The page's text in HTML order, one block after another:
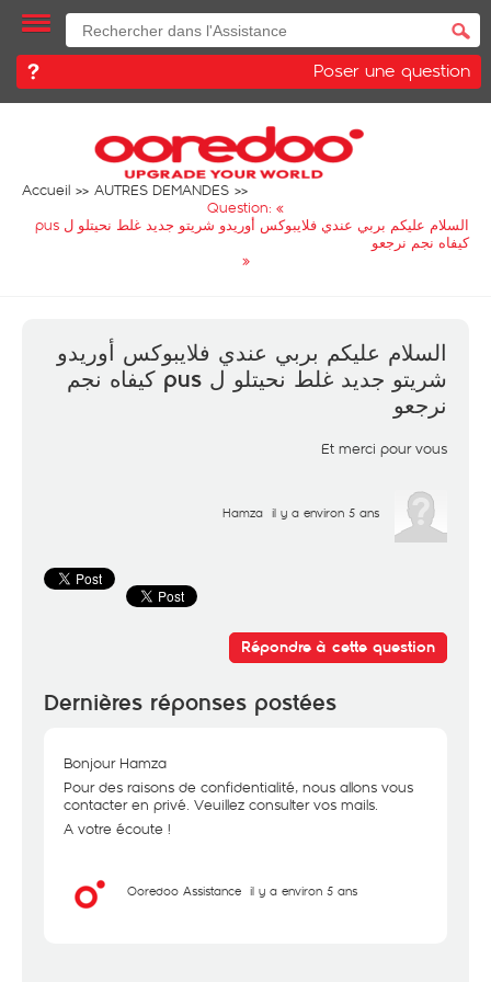
Poser une question
Accueil
AUTRES DEMANDES
Question: «
السلام عليكم بربي عندي فلايبوكس أوريدو شريتو جديد غلط نحيتلو ل pus
كيفاه نجم نرجعو
»
السلام عليكم بربي عندي فلايبوكس أوريدو
شريتو جديد غلط نحيتلو ل pus كيفاه نجم
نرجعو
Et merci pour vous
Hamza il y a environ 5 ans
Répondre à cette question
Dernières réponses postées
Bonjour Hamza
Pour des raisons de confidentialité, nous allons vous
contacter en privé. Veuillez consulter vos mails.
A votre écoute !
Ooredoo Assistance il y a environ 5 ans